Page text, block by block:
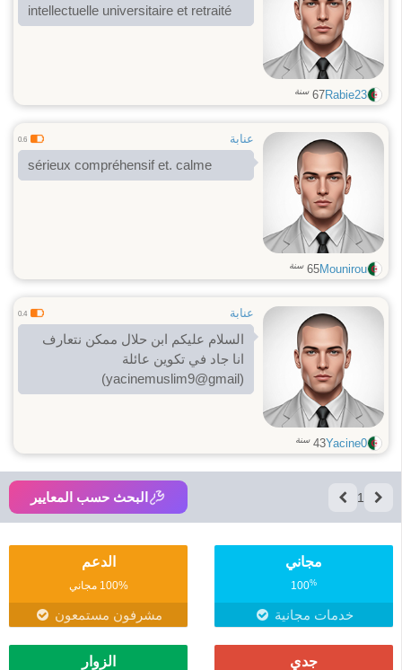
intellectuelle universitaire et retraité
Rabie23
67 سنة
عنابة 0.6
sérieux compréhensif et. calme
Mounirou
65 سنة
عنابة 0.4
السلام عليكم ابن حلال ممكن نتعارف
انا جاد في تكوين عائلة
(yacinemuslim9@gmail)
Yacine0
43 سنة
1 البحث حسب المعايير
مجاني
100%
خدمات مجانية
الدعم
100% مجاني
مشرفون مستمعون
جدي الزوار